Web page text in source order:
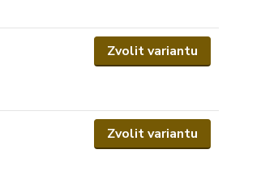
Zvolit variantu
Zvolit variantu